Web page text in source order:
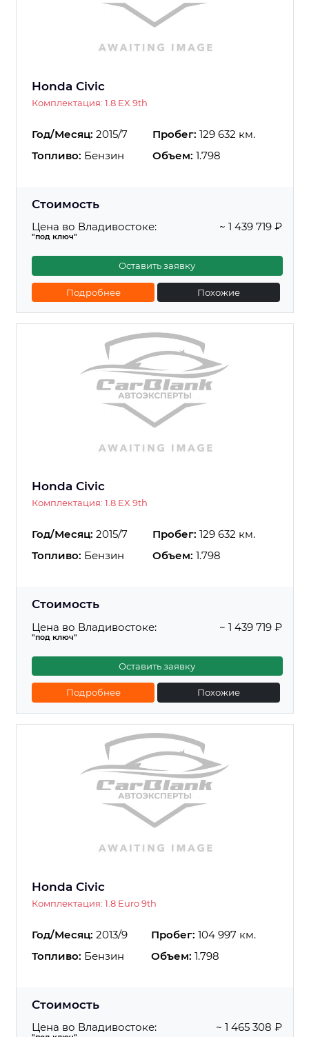
Honda Civic
Комплектация: 1.8 EX 9th
Год/Месяц: 2015/7 Пробег: 129 632 км.
Топливо: Бензин Объем: 1.798
Стоимость
Цена во Владивостоке:
"под ключ"
~ 1 439 719 ₽
Оставить заявку
Подробнее Похожие
Honda Civic
Комплектация: 1.8 EX 9th
Год/Месяц: 2015/7 Пробег: 129 632 км.
Топливо: Бензин Объем: 1.798
Стоимость
Цена во Владивостоке:
"под ключ"
~ 1 439 719 ₽
Оставить заявку
Подробнее Похожие
Honda Civic
Комплектация: 1.8 Euro 9th
Год/Месяц: 2013/9 Пробег: 104 997 км.
Топливо: Бензин Объем: 1.798
Стоимость
Цена во Владивостоке: ~ 1 465 308 ₽